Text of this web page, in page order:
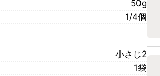
50g
1/4個
小さじ2
1袋